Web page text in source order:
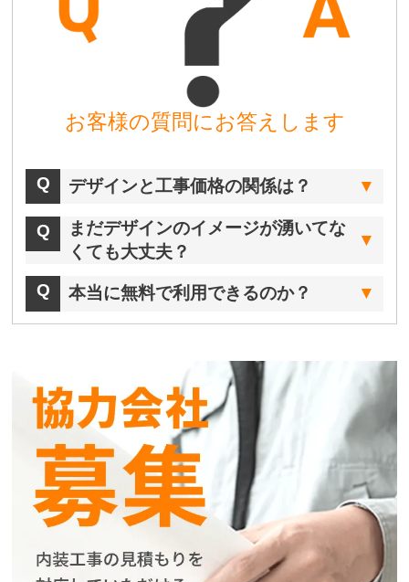
お客様の質問にお答えします
デザインと工事価格の関係は？
まだデザインのイメージが湧いてな
くても大丈夫？
本当に無料で利用できるのか？